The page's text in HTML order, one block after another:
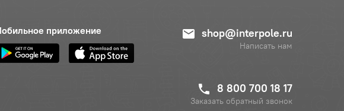
приложение shop@interpole.ru
Написать нам
8 800 700 18 17
Заказать обратный звонок